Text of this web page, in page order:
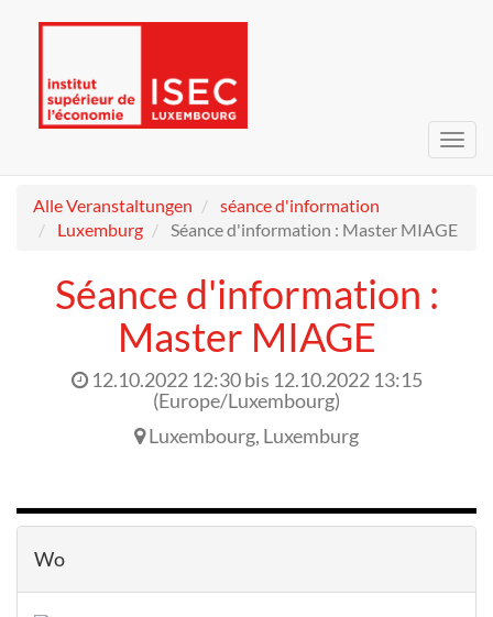
Alle Veranstaltungen
séance d'information
Luxemburg
Séance d'information : Master MIAGE
Séance d'information :
Master MIAGE
12.10.2022 12:30bis 12.10.2022 13:15
(Europe/Luxembourg)
Luxembourg, Luxemburg
Wo